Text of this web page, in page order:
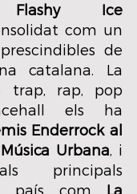
Flashy Ice
com un
de
catalana. La
trap, rap, pop
els ha
Enderrock al
Urbana, i
principals